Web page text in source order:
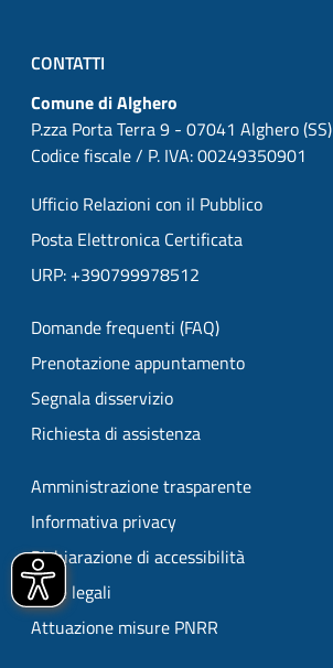
CONTATTI
Comune di Alghero
P.zza Porta Terra 9 - 07041 Alghero (SS)
Codice fiscale / P. IVA: 00249350901
Ufficio Relazioni con il Pubblico
Posta Elettronica Certificata
URP: +390799978512
Domande frequenti (FAQ)
Prenotazione appuntamento
Segnala disservizio
Richiesta di assistenza
Amministrazione trasparente
Informativa privacy
Dichiarazione di accessibilità
Note legali
Attuazione misure PNRR